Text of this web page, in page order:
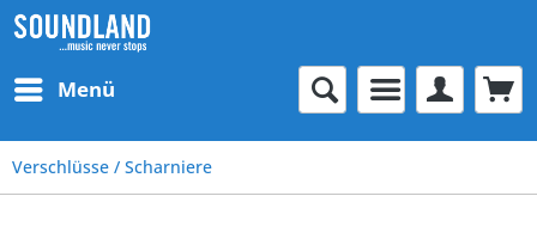
Menü
Verschlüsse / Scharniere